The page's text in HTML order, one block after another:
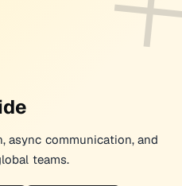
选更适合自己的入口
，而是平台太多，最后把时间花
，结果每个都填了一半、每个都
async communication, and
teams.